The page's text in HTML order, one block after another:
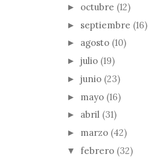
► octubre (12)
► septiembre (16)
► agosto (10)
► julio (19)
► junio (23)
► mayo (16)
► abril (31)
► marzo (42)
▼ febrero (32)